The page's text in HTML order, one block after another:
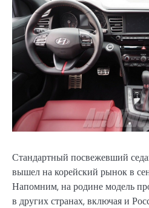
Стандартный посвежевший
вышел на корейский рынок в
Напомним, на родине модель
в других странах, включая и